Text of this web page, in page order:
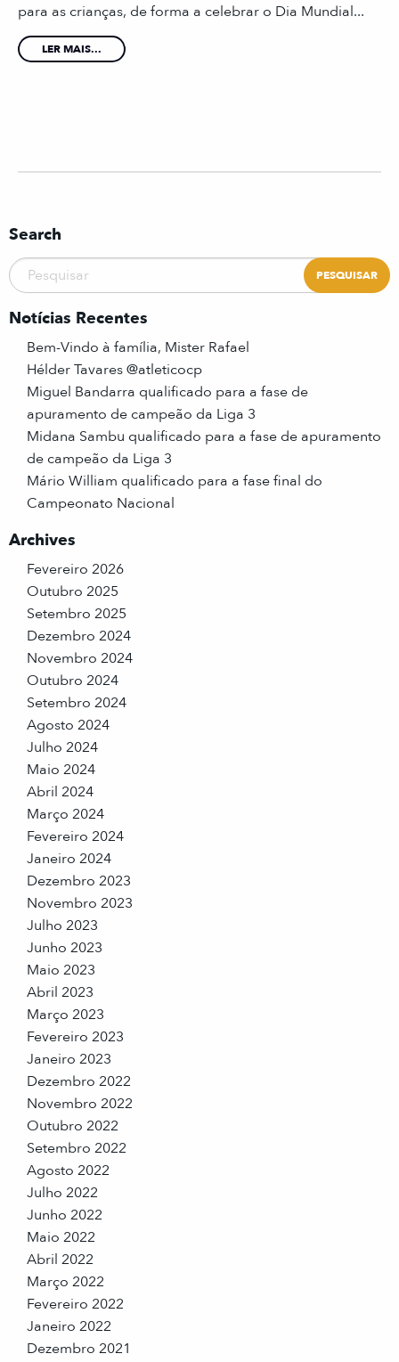
para as crianças, de forma a celebrar o Dia Mundial...
LER MAIS...
Search
Notícias Recentes
Bem-Vindo à família, Mister Rafael
Hélder Tavares @atleticocp
Miguel Bandarra qualificado para a fase de
apuramento de campeão da Liga 3
Midana Sambu qualificado para a fase de apuramento
de campeão da Liga 3
Mário William qualificado para a fase final do
Campeonato Nacional
Archives
Fevereiro 2026
Outubro 2025
Setembro 2025
Dezembro 2024
Novembro 2024
Outubro 2024
Setembro 2024
Agosto 2024
Julho 2024
Maio 2024
Abril 2024
Março 2024
Fevereiro 2024
Janeiro 2024
Dezembro 2023
Novembro 2023
Julho 2023
Junho 2023
Maio 2023
Abril 2023
Março 2023
Fevereiro 2023
Janeiro 2023
Dezembro 2022
Novembro 2022
Outubro 2022
Setembro 2022
Agosto 2022
Julho 2022
Junho 2022
Maio 2022
Abril 2022
Março 2022
Fevereiro 2022
Janeiro 2022
Dezembro 2021